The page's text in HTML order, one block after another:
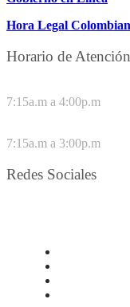
Hora Legal
Horario de Atención
7:15a.m a 4:00p.m
7:15a.m a 3:00p.m
Redes Sociales